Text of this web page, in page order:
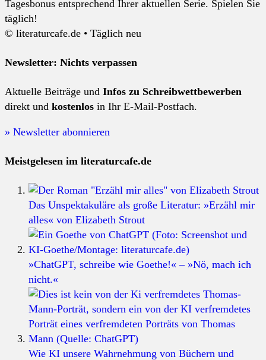
Tagesbonus entsprechend Ihrer aktuellen Serie. Spielen Sie
täglich!
© literaturcafe.de • Täglich neu
Newsletter: Nichts verpassen
Aktuelle Beiträge und Infos zu Schreibwettbewerben
direkt und kostenlos in Ihr E-Mail-Postfach.
» Newsletter abonnieren
Meistgelesen im literaturcafe.de
Das Unspektakuläre als große Literatur: »Erzähl mir
alles« von Elizabeth Strout
»ChatGPT, schreibe wie Goethe!« – »Nö, mach ich
nicht.«
Wie KI unsere Wahrnehmung von Büchern und